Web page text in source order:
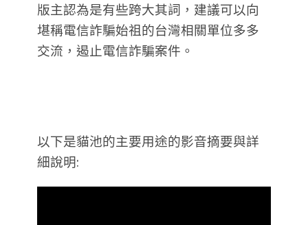
版主認為是有些跨大其詞，建議可以向
堪稱電信詐騙始祖的台灣相關單位多多
交流，遏止電信詐騙案件 。
以下是貓池的主要用途的影音摘要與詳
細說明: